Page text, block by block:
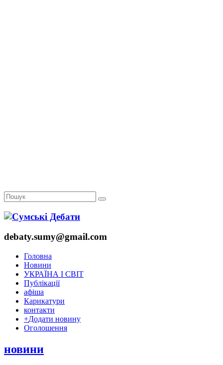
debaty.sumy@gmail.com
Головна
Новини
УКРАЇНА І СВІТ
Публікації
афіша
Карикатури
контакти
+Додати новину
Оголошення
новини